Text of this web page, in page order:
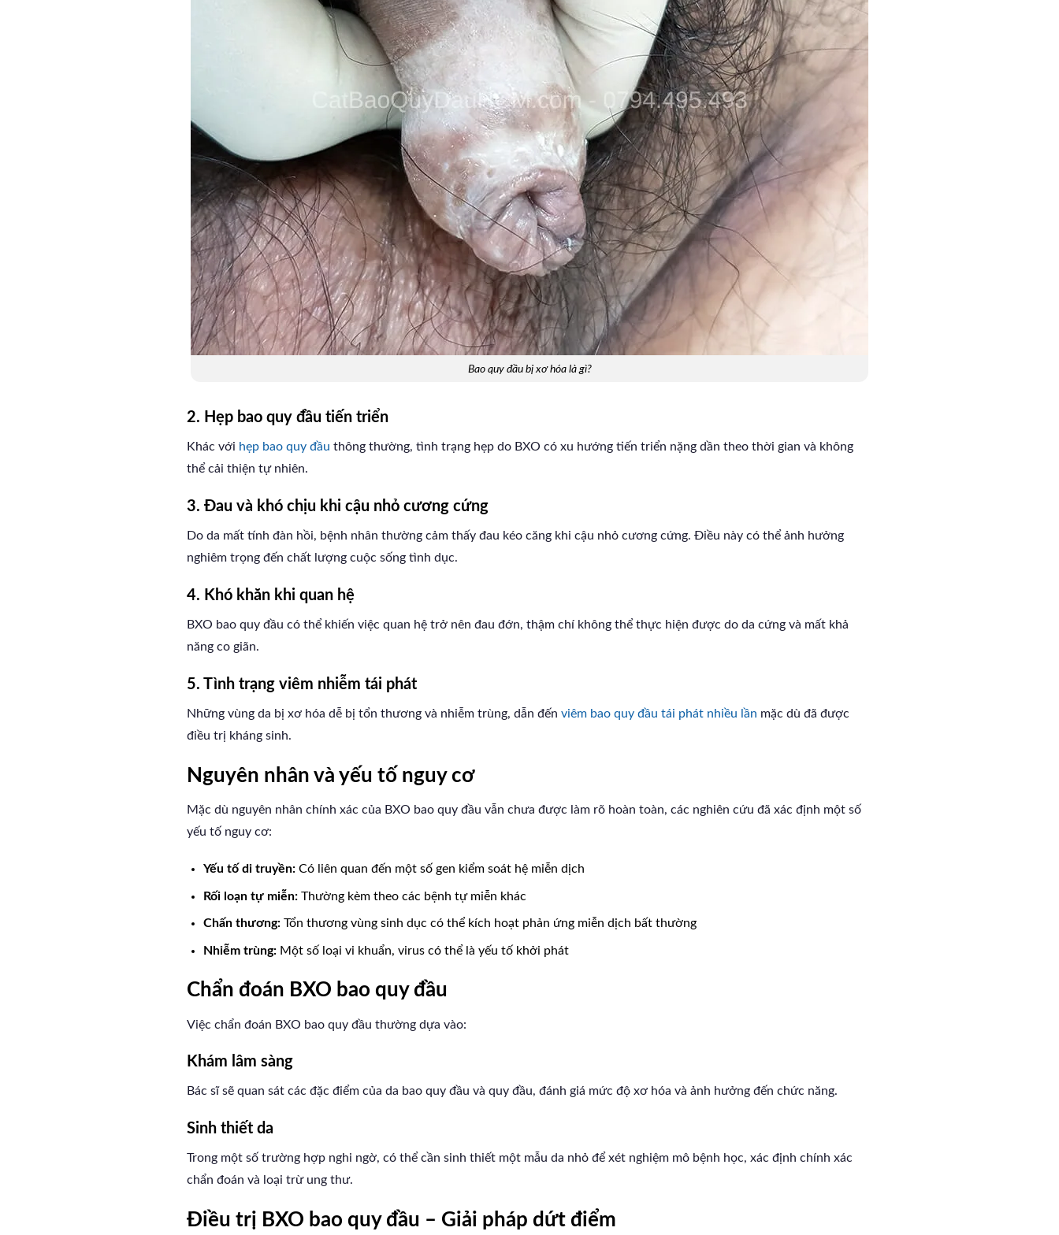
Bao quy đầu bị xơ hóa là gì?
2. Hẹp bao quy đầu tiến triển
Khác với hẹp bao quy đầu thông thường, tình trạng hẹp do BXO có xu hướng tiến triển nặng dần theo thời gian và không
thể cải thiện tự nhiên.
3. Đau và khó chịu khi cậu nhỏ cương cứng
Do da mất tính đàn hồi, bệnh nhân thường cảm thấy đau kéo căng khi cậu nhỏ cương cứng. Điều này có thể ảnh hưởng
nghiêm trọng đến chất lượng cuộc sống tình dục.
4. Khó khăn khi quan hệ
BXO bao quy đầu có thể khiến việc quan hệ trở nên đau đớn, thậm chí không thể thực hiện được do da cứng và mất khả
năng co giãn.
5. Tình trạng viêm nhiễm tái phát
Những vùng da bị xơ hóa dễ bị tổn thương và nhiễm trùng, dẫn đến viêm bao quy đầu tái phát nhiều lần mặc dù đã được
điều trị kháng sinh.
Nguyên nhân và yếu tố nguy cơ
Mặc dù nguyên nhân chính xác của BXO bao quy đầu vẫn chưa được làm rõ hoàn toàn, các nghiên cứu đã xác định một số
yếu tố nguy cơ:
Yếu tố di truyền:Có liên quan đến một số gen kiểm soát hệ miễn dịch
Rối loạn tự miễn:Thường kèm theo các bệnh tự miễn khác
Chấn thương:Tổn thương vùng sinh dục có thể kích hoạt phản ứng miễn dịch bất thường
Nhiễm trùng:Một số loại vi khuẩn, virus có thể là yếu tố khởi phát
Chẩn đoán BXO bao quy đầu
Việc chẩn đoán BXO bao quy đầu thường dựa vào:
Khám lâm sàng
Bác sĩ sẽ quan sát các đặc điểm của da bao quy đầu và quy đầu, đánh giá mức độ xơ hóa và ảnh hưởng đến chức năng.
Sinh thiết da
Trong một số trường hợp nghi ngờ, có thể cần sinh thiết một mẫu da nhỏ để xét nghiệm mô bệnh học, xác định chính xác
chẩn đoán và loại trừ ung thư.
Điều trị BXO bao quy đầu – Giải pháp dứt điểm